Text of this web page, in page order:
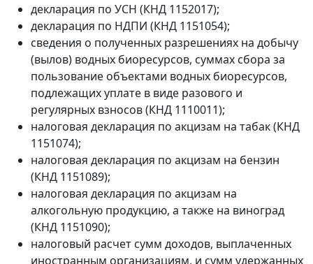
декларация по УСН (КНД 1152017);
декларация по НДПИ (КНД 1151054);
сведения о полученных разрешениях на добычу
(вылов) водных биоресурсов, суммах сбора за
пользование объектами водных биоресурсов,
подлежащих уплате в виде разового и
регулярных взносов (КНД 1110011);
налоговая декларация по акцизам на табак (КНД
1151074);
налоговая декларация по акцизам на бензин
(КНД 1151089);
налоговая декларация по акцизам на
алкогольную продукцию, а также на виноград
(КНД 1151090);
налоговый расчет сумм доходов, выплаченных
иностранным организациям, и сумм удержанных